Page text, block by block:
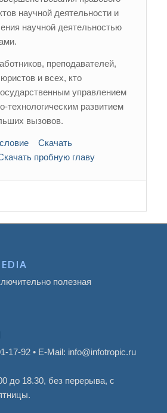
научной деятельности и
научной деятельностью
преподавателей,
и всех, кто
управлением
технологическим развитием
вызовов.
Скачать
пробную главу
полезная
17-92 • E-Mail: info@infotropic.ru
до 18.30, без перерыва, с